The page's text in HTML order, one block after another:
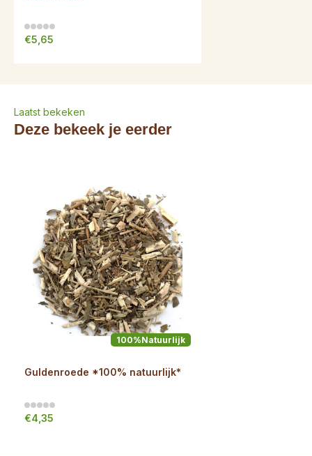
€5,65
Laatst bekeken
Deze bekeek je eerder
100%Natuurlijk
Guldenroede *100% natuurlijk*
€4,35